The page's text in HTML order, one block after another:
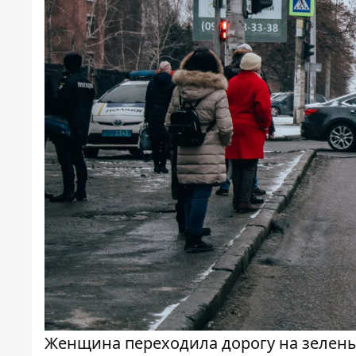
Женщина переходила дорогу на